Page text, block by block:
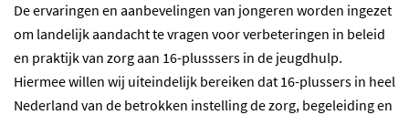
De ervaringen en aanbevelingen van jongeren worden ingezet
om landelijk aandacht te vragen voor verbeteringen in beleid
en praktijk van zorg aan 16-plusssers in de jeugdhulp.
Hiermee willen wij uiteindelijk bereiken dat 16-plussers in heel
Nederland van de betrokken instelling de zorg, begeleiding en